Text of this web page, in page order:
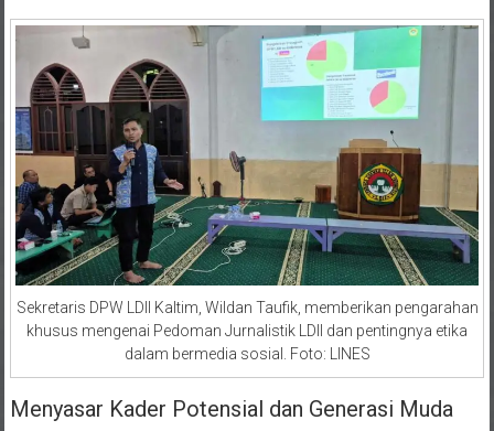
Sekretaris DPW LDII Kaltim, Wildan Taufik, memberikan pengarahan
khusus mengenai Pedoman Jurnalistik LDII dan pentingnya etika
dalam bermedia sosial. Foto: LINES
Menyasar Kader Potensial dan Generasi Muda